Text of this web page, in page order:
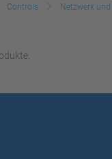
Controls
Netzwerk